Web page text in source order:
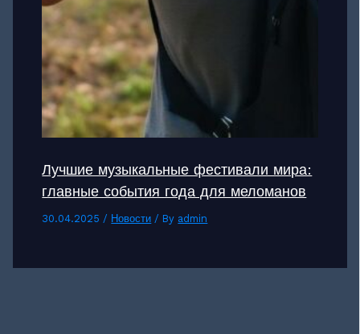
Лучшие музыкальные фестивали мира:
главные события года для меломанов
30.04.2025 / Новости / By admin